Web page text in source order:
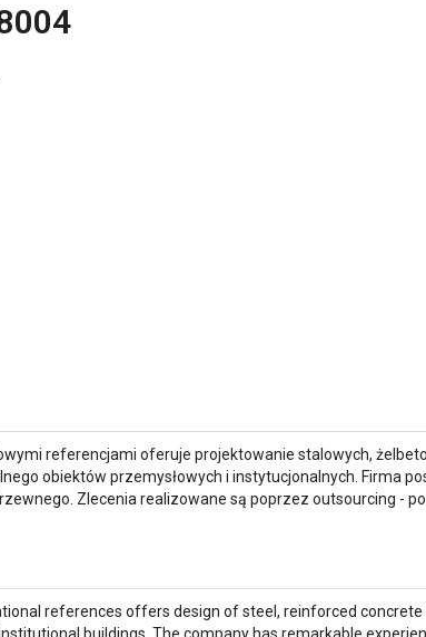
referencjami oferuje projektowanie stalowych,
obiektów przemysłowych i instytucjonalnych. Firma
Zlecenia realizowane są poprzez outsourcing -
references offers design of steel, reinforced